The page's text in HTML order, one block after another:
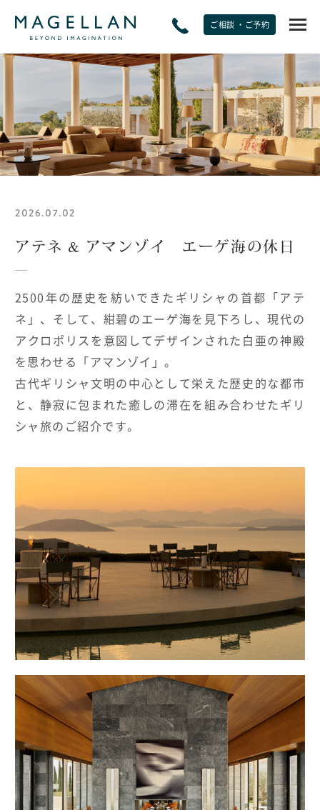
EXPERIENCE
非日常をたのしむ
JOURNAL
トラベルジャーナル
期間限定オファー
モデルプラン
HOTELS & RESORTS
MAGELLAN's Choice
INSIGNIA
ご相談 ・ご予約
2026.07.02
アテネ & アマンゾイ エーゲ海の休日
2500年の歴史を紡いできたギリシャの首都「アテ
ネ」、そして、紺碧のエーゲ海を見下ろし、現代の
アクロポリスを意図してデザインされた白亜の神殿
を思わせる「アマンゾイ」。
古代ギリシャ文明の中心として栄えた歴史的な都市
と、静寂に包まれた癒しの滞在を組み合わせたギリ
シャ旅のご紹介です。